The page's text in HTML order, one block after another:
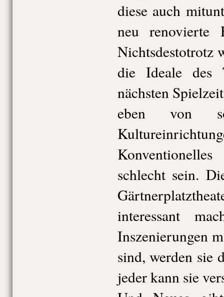
diese auch
neu renovierte
Nichtsdestotrotz
die Ideale des
nächsten
eben von
schlecht sein.
interessant
Inszenierungen
sind, werden sie
jeder kann sie